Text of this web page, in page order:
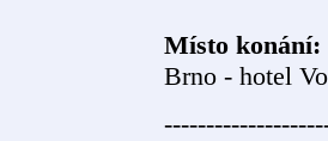
Místo konání:
Brno - hotel